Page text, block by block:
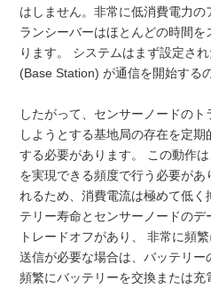
はしません。非常に低消費電力の
ランシーバーはほとんどの時間
ります。 システムはまず設定さ
(Base Station) が通信を開始する
したがって、センサーノードの
しようとする基地局の存在を定期
する必要があります。 この動作
を実現できる頻度で行う必要があ
れるため、消費電流は極めて低
テリー寿命とセンサーノードの
トレードオフがあり、 非常に頻
送信が必要な場合は、バッテリ
頻繁にバッテリーを交換または